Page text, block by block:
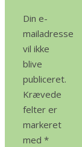
Din e-
mailadresse
vil ikke
blive
publiceret.
Krævede
felter er
markeret
med *